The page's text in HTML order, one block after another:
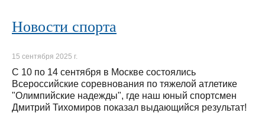
Новости спорта
15 сентября 2025 г.
С 10 по 14 сентября в Москве состоялись
Всероссийские соревнования по тяжелой атлетике
"Олимпийские надежды", где наш юный спортсмен
Дмитрий Тихомиров показал выдающийся результат!